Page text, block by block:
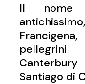
Il nome
Santiago di